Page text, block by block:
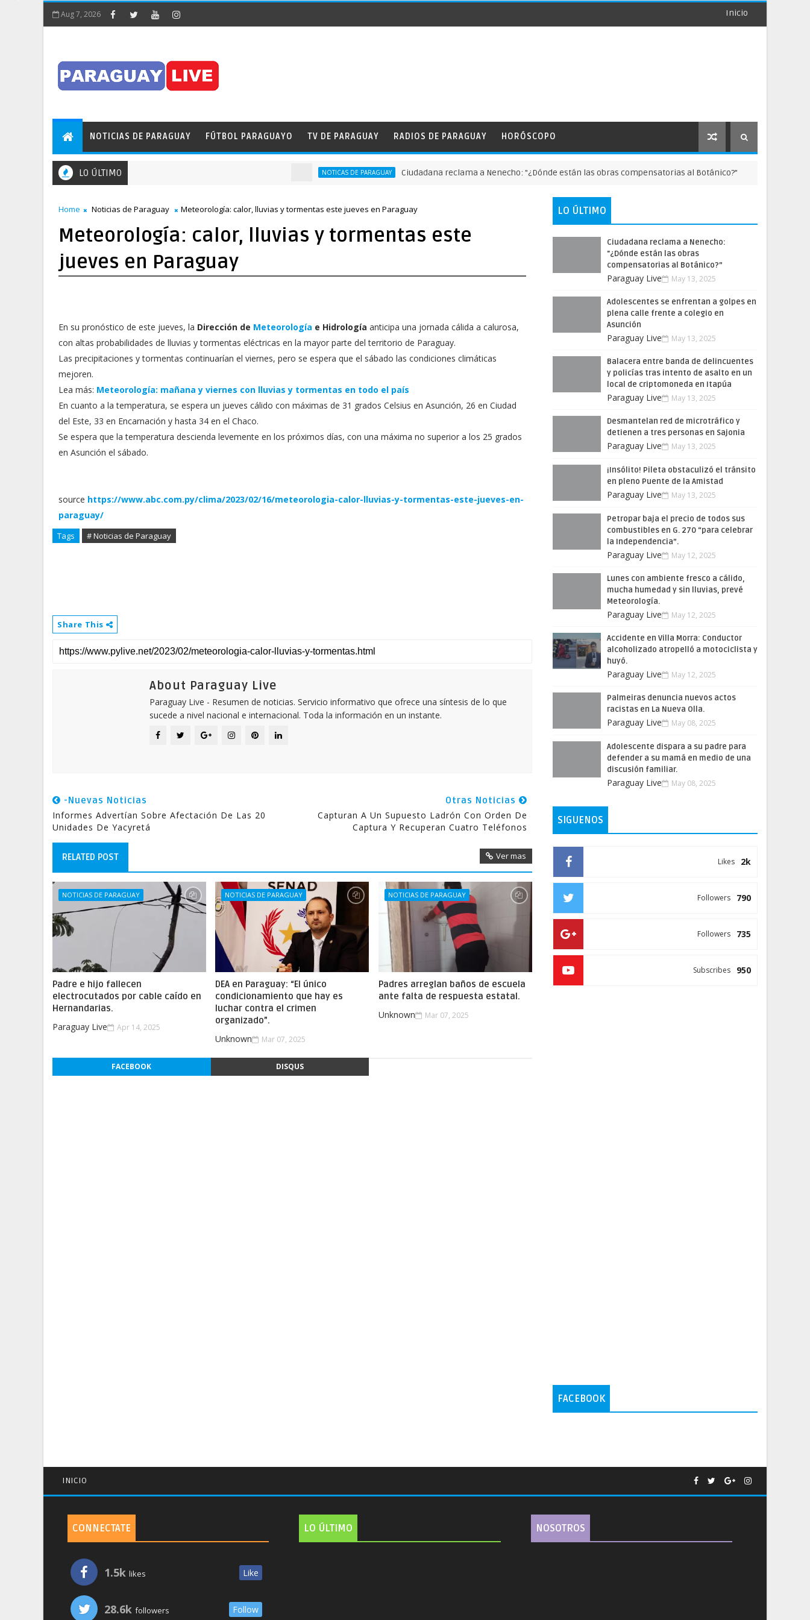
Aug 7, 2026 Inicio
NOTICIAS DE PARAGUAY FÚTBOL PARAGUAYO TV DE PARAGUAY RADIOS DE PARAGUAY HORÓSCOPO
LO ÚLTIMO NOTICAS DE PARAGUAY Ciudadana reclama a Nenecho: "¿Dónde están las obras compensatorias al Botánico?”
Home Noticias de Paraguay Meteorología: calor, lluvias y tormentas este jueves en Paraguay
Meteorología: calor, lluvias y tormentas este
jueves en Paraguay
En su pronóstico de este jueves, la Dirección de Meteorología e Hidrología anticipa una jornada cálida a calurosa,
con altas probabilidades de lluvias y tormentas eléctricas en la mayor parte del territorio de Paraguay.
Las precipitaciones y tormentas continuarían el viernes, pero se espera que el sábado las condiciones climáticas
mejoren.
Lea más: Meteorología: mañana y viernes con lluvias y tormentas en todo el país
En cuanto a la temperatura, se espera un jueves cálido con máximas de 31 grados Celsius en Asunción, 26 en Ciudad
del Este, 33 en Encarnación y hasta 34 en el Chaco.
Se espera que la temperatura descienda levemente en los próximos días, con una máxima no superior a los 25 grados
en Asunción el sábado.
source https://www.abc.com.py/clima/2023/02/16/meteorologia-calor-lluvias-y-tormentas-este-jueves-en-
paraguay/
Tags # Noticias de Paraguay
Share This
About Paraguay Live
Paraguay Live - Resumen de noticias. Servicio informativo que ofrece una síntesis de lo que
sucede a nivel nacional e internacional. Toda la información en un instante.
-Nuevas Noticias
Informes Advertían Sobre Afectación De Las 20
Unidades De Yacyretá
Otras Noticias
Capturan A Un Supuesto Ladrón Con Orden De
Captura Y Recuperan Cuatro Teléfonos
RELATED POST Ver mas
NOTICIAS DE PARAGUAY
Padre e hijo fallecen
electrocutados por cable caído en
Hernandarias.
Paraguay Live Apr 14, 2025
NOTICIAS DE PARAGUAY
DEA en Paraguay: “El único
condicionamiento que hay es
luchar contra el crimen
organizado”.
Unknown Mar 07, 2025
NOTICIAS DE PARAGUAY
Padres arreglan baños de escuela
ante falta de respuesta estatal.
Unknown Mar 07, 2025
FACEBOOK DISQUS
LO ÚLTIMO
Ciudadana reclama a Nenecho:
"¿Dónde están las obras
compensatorias al Botánico?”
Paraguay Live May 13, 2025
Adolescentes se enfrentan a golpes en
plena calle frente a colegio en
Asunción
Paraguay Live May 13, 2025
Balacera entre banda de delincuentes
y policías tras intento de asalto en un
local de criptomoneda en Itapúa
Paraguay Live May 13, 2025
Desmantelan red de microtráfico y
detienen a tres personas en Sajonia
Paraguay Live May 13, 2025
¡Insólito! Pileta obstaculizó el tránsito
en pleno Puente de la Amistad
Paraguay Live May 13, 2025
Petropar baja el precio de todos sus
combustibles en G. 270 “para celebrar
la Independencia”.
Paraguay Live May 12, 2025
Lunes con ambiente fresco a cálido,
mucha humedad y sin lluvias, prevé
Meteorología.
Paraguay Live May 12, 2025
Accidente en Villa Morra: Conductor
alcoholizado atropelló a motociclista y
huyó.
Paraguay Live May 12, 2025
Palmeiras denuncia nuevos actos
racistas en La Nueva Olla.
Paraguay Live May 08, 2025
Adolescente dispara a su padre para
defender a su mamá en medio de una
discusión familiar.
Paraguay Live May 08, 2025
SIGUENOS
2k
Likes
790
Followers
735
Followers
950
Subscribes
FACEBOOK
INICIO
CONNECTATE
1.5k likes Like
28.6k followers Follow
LO ÚLTIMO NOSOTROS